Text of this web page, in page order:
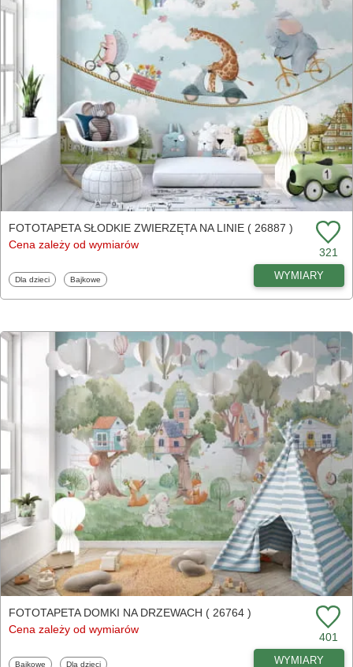
FOTOTAPETA SŁODKIE ZWIERZĘTA NA LINIE ( 26887 )
Cena zależy od wymiarów
321
Fototapety
Dla dzieci Fototapety
Bajkowe WYMIARY
FOTOTAPETA DOMKI NA DRZEWACH ( 26764 )
Cena zależy od wymiarów
401
Fototapety
Bajkowe Fototapety
Dla dzieci WYMIARY